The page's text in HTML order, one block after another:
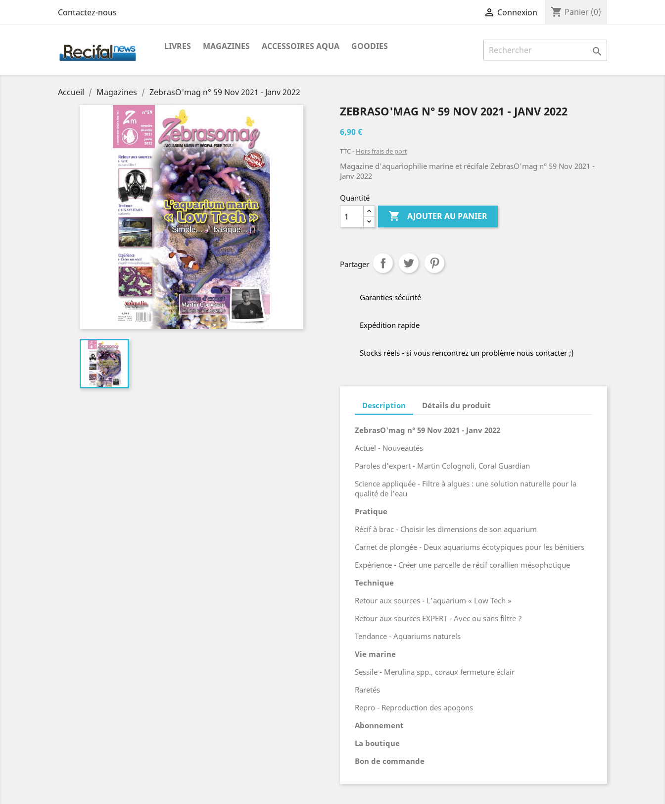
Contactez-nous  Connexion shopping_cart Panier (0)

LIVRES MAGAZINES ACCESSOIRES AQUA GOODIES
Accueil Magazines ZebrasO'mag n° 59 Nov 2021 - Janv 2022
ZEBRASO'MAG N° 59 NOV 2021 - JANV 2022
6,90 €
TTC Hors frais de port
Magazine d'aquariophilie marine et récifale ZebrasO'mag n° 59 Nov 2021 -
Janv 2022
Quantité
 AJOUTER AU PANIER
Partager
Garanties sécurité
Expédition rapide
Stocks réels - si vous rencontrez un problème nous contacter ;)
Description Détails du produit
ZebrasO'mag n° 59 Nov 2021 - Janv 2022
Actuel - Nouveautés
Paroles d'expert - Martin Colognoli, Coral Guardian
Science appliquée - Filtre à algues : une solution naturelle pour la
qualité de l’eau
Pratique
Récif à brac - Choisir les dimensions de son aquarium
Carnet de plongée - Deux aquariums écotypiques pour les bénitiers
Expérience - Créer une parcelle de récif corallien mésophotique
Technique
Retour aux sources - L’aquarium « Low Tech »
Retour aux sources EXPERT - Avec ou sans filtre ?
Tendance - Aquariums naturels
Vie marine
Sessile - Merulina spp., coraux fermeture éclair
Raretés
Repro - Reproduction des apogons
Abonnement
La boutique
Bon de commande